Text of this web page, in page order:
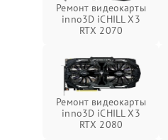
Ремонт видеокарты
inno3D iCHILL X3
RTX 2070
Ремонт видеокарты
inno3D iCHILL X3
RTX 2080